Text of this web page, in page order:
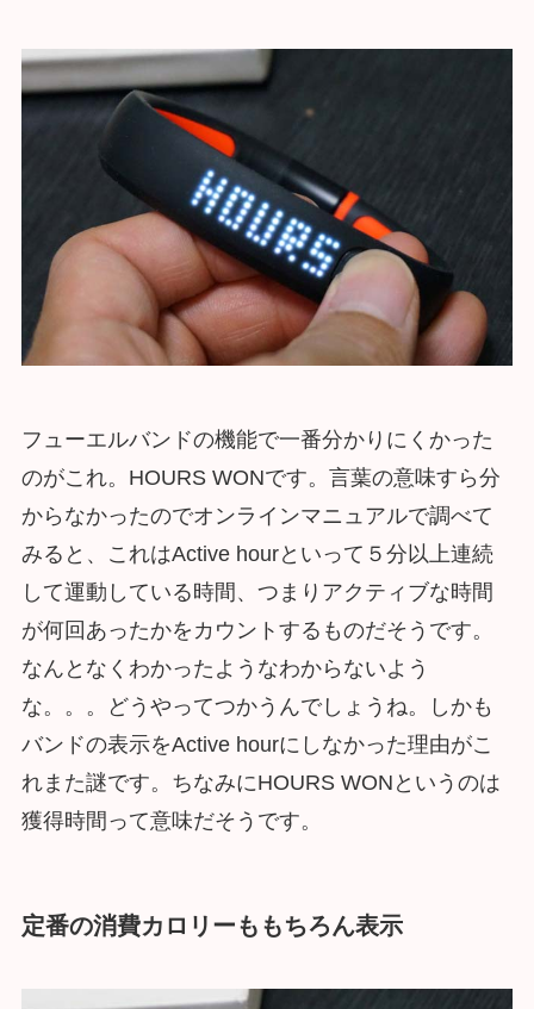
フューエルバンドの機能で一番分かりにくかった
のがこれ。HOURS WONです。言葉の意味すら分
からなかったのでオンラインマニュアルで調べて
みると、これはActive hourといって５分以上連続
して運動している時間、つまりアクティブな時間
が何回あったかをカウントするものだそうです。
なんとなくわかったようなわからないよう
な。。。どうやってつかうんでしょうね。しかも
バンドの表示をActive hourにしなかった理由がこ
れまた謎です。ちなみにHOURS WONというのは
獲得時間って意味だそうです。
定番の消費カロリーももちろん表示